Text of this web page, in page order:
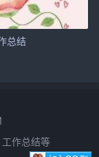
。
的工作时，有
：
总结
作总结等